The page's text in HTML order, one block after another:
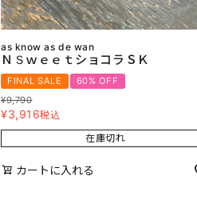
as know as de wan
ＮＳｗｅｅｔショコラＳＫ
FINAL SALE
60% OFF
¥9,790
¥3,916税込
在庫切れ
カートに入れる